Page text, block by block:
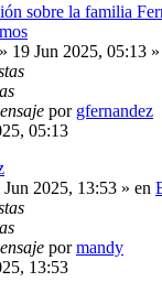
sobre la familia
» 19 Jun 2025, 05:13
por gfernandez
05:13
Jun 2025, 13:53 » en
pormandy
13:53